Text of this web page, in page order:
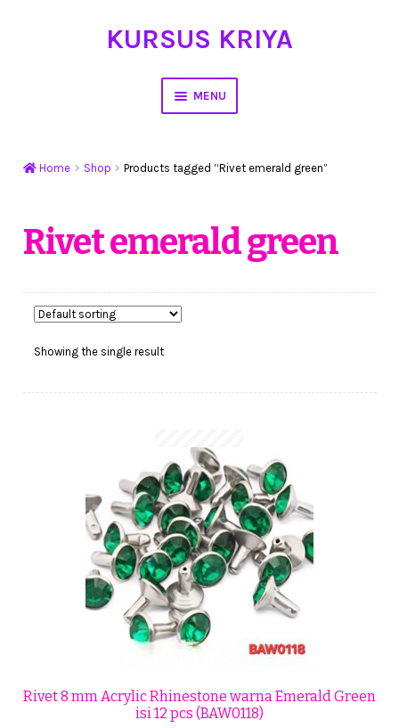
KURSUS KRIYA
MENU
Workshop Membuat Bunga Dari Stocking
My Account
Cart
Konfirmasi Pembayaran
Tutorial Step by Step
Home Shop Products tagged “Rivet emerald green”
Rivet emerald green
Showing the single result
Rivet 8 mm Acrylic Rhinestone warna Emerald Green
isi 12 pcs (BAW0118)